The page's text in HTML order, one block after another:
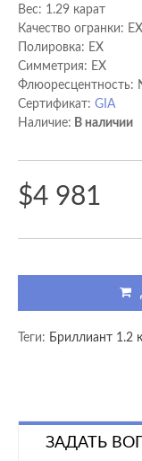
Вес: 1.29 карат
Качество огранки: EX
Полировка: EX
Cимметрия: EX
Флюоресцентность:
Сертификат: GIA
Наличие: В наличии
$4 981
Теги: Бриллиант 1.2
ЗАДАТЬ